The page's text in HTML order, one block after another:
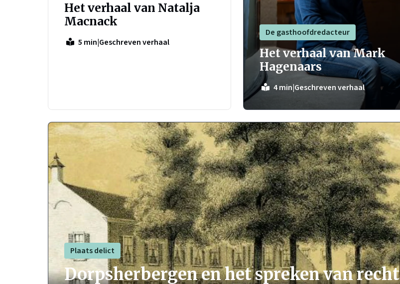
Het verhaal van Natalja
Macnack
5 min|Geschreven verhaal
De gasthoofdredacteur
Het verhaal van Mark
Hagenaars
4 min|Geschreven verhaal
Plaats delict
Dorpsherbergen en het spreken van recht